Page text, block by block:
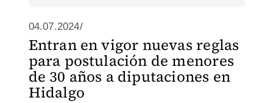
04.07.2024/
Entran en vigor nuevas reglas
para postulación de menores
de 30 años a diputaciones en
Hidalgo